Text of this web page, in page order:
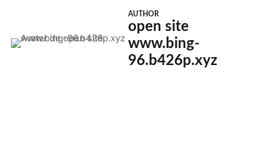
AUTHOR
open site
www.bing-
96.b426p.xyz